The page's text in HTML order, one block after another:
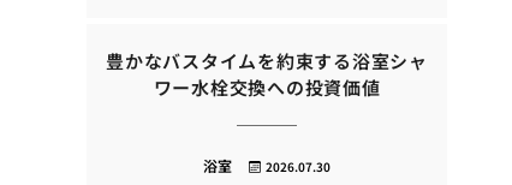
豊かなバスタイムを約束する浴室シャ
ワー水栓交換への投資価値
2026.07.30
浴室